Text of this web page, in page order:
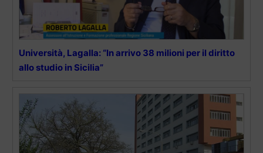
Università, Lagalla: “In arrivo 38 milioni per il diritto
allo studio in Sicilia”